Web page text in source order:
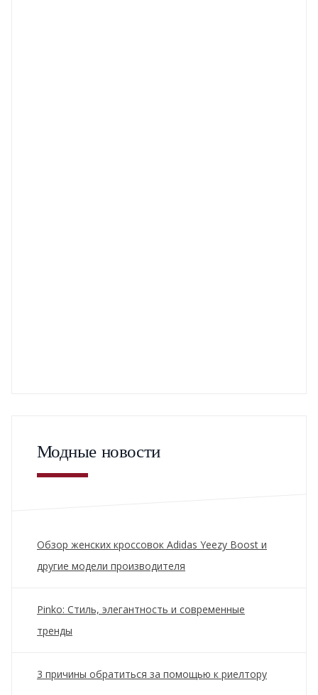
Модные новости
Обзор женских кроссовок Adidas Yeezy Boost и
другие модели производителя
Pinko: Стиль, элегантность и современные
тренды
3 причины обратиться за помощью к риелтору